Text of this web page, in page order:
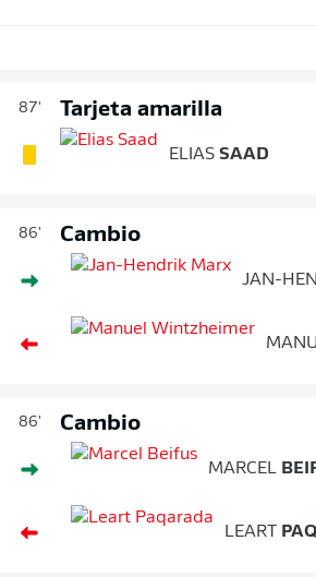
87' Tarjeta amarilla
ELIAS SAAD
86' Cambio
JAN-
86' Cambio
MARCEL
LEART